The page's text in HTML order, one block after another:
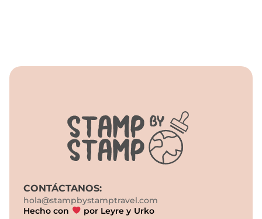
CONTÁCTANOS:
hola@stampbystamptravel.com
Hecho con
por Leyre y Urko